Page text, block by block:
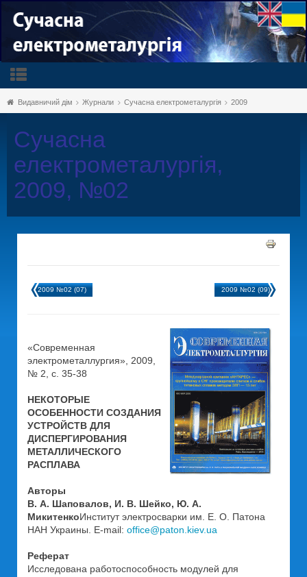
Видавничий дім Журнали Сучасна електрометалургія 2009
Сучасна
електрометалургія,
2009, №02
2009 №02 (07) 2009 №02 (09)
«Современная
электрометаллургия», 2009,
№ 2, с. 35-38
НЕКОТОРЫЕ
ОСОБЕННОСТИ СОЗДАНИЯ
УСТРОЙСТВ ДЛЯ
ДИСПЕРГИРОВАНИЯ
МЕТАЛЛИЧЕСКОГО
РАСПЛАВА
Авторы
В. А. Шаповалов, И. В. Шейко, Ю. А.
МикитенкоИнститут электросварки им. Е. О. Патона
НАН Украины. E-mail: office@paton.kiev.ua
Реферат
Исследована работоспособность модулей для